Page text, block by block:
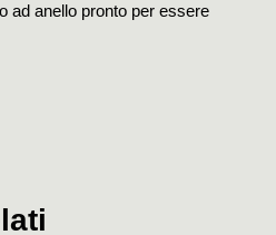
ad anello pronto per essere